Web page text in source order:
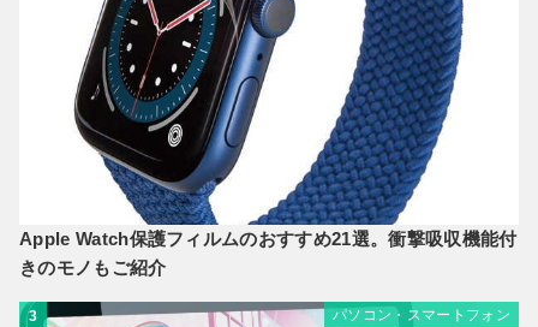
Apple Watch保護フィルムのおすすめ21選。衝撃吸収機能付
きのモノもご紹介
3 パソコン・スマートフォン